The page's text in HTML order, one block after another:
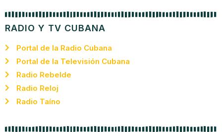
RADIO Y TV CUBANA
Portal de la Radio Cubana
Portal de la Televisión Cubana
Radio Rebelde
Radio Reloj
Radio Taíno